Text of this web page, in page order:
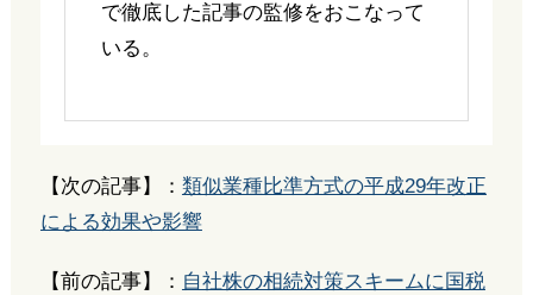
で徹底した記事の監修をおこなって
いる。
【次の記事】： 類似業種比準方式の平成29年改正
による効果や影響
【前の記事】： 自社株の相続対策スキームに国税